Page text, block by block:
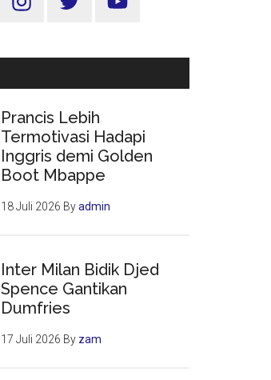
Prancis Lebih
Termotivasi Hadapi
Inggris demi Golden
Boot Mbappe
18 Juli 2026 Byadmin
Inter Milan Bidik Djed
Spence Gantikan
Dumfries
17 Juli 2026 By zam